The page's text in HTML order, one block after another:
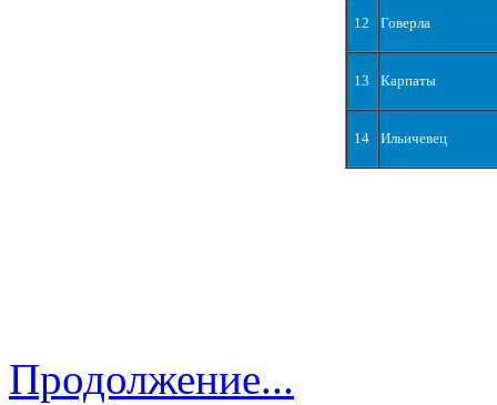
12 Говерла
13 Карпаты
14 Ильичевец
Продолжение...